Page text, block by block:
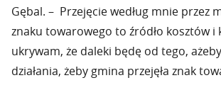
Gębal. – Przejęcie według mnie przez
znaku towarowego to źródło kosztów i
ukrywam, że daleki będę od tego,
działania, żeby gmina przejęła znak